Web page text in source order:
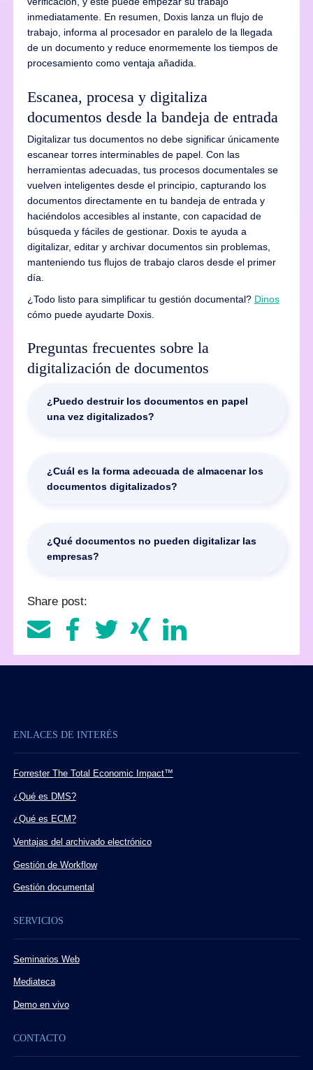
inmediatamente. En resumen, Doxis lanza un flujo de
trabajo, informa al procesador en paralelo de la llegada
de un documento y reduce enormemente los tiempos de
procesamiento como ventaja añadida.
Escanea, procesa y digitaliza
documentos desde la bandeja de entrada
Digitalizar tus documentos no debe significar únicamente
escanear torres interminables de papel. Con las
herramientas adecuadas, tus procesos documentales se
vuelven inteligentes desde el principio, capturando los
documentos directamente en tu bandeja de entrada y
haciéndolos accesibles al instante, con capacidad de
búsqueda y fáciles de gestionar. Doxis te ayuda a
digitalizar, editar y archivar documentos sin problemas,
manteniendo tus flujos de trabajo claros desde el primer
día.
¿Todo listo para simplificar tu gestión documental? Dinos
cómo puede ayudarte Doxis.
Preguntas frecuentes sobre la
digitalización de documentos
¿Puedo destruir los documentos en papel
una vez digitalizados?
has utilizado un proceso de escaneado sustitutivo
TR-RESISCAN de la BSI.
¿Cuál es la forma adecuada de almacenar los
documentos digitalizados?
almacenen en un sistema de gestión documental
(DMS) con un archivo integrado a prueba de
auditorías. Estos sistemas mantienen los
durante toda su vida útil, y mapean los procesos
documentales en su totalidad.
¿Qué documentos no pueden digitalizar las
empresas?
original en papel. Entre ellos están los documentos
notariales, los extractos del registro de la propiedad,
los documentos o certificados compulsados y los
digitalizarse, la versión digital no sustituye al
Share post:
ENLACES DE INTERÉS
Forrester The Total Economic Impact™
¿Qué es DMS?
¿Qué es ECM?
Ventajas del archivado electrónico
Gestión de Workflow
Gestión documental
SERVICIOS
Seminarios Web
Mediateca
Demo en vivo
CONTACTO